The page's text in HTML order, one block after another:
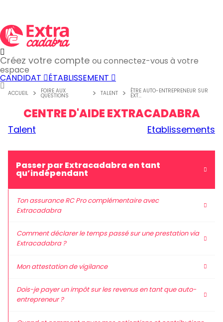
Créez votre compte ou connectez-vous à votre
espace
CANDIDAT ÉTABLISSEMENT
ACCUEIL FOIRE AUX
QUESTIONS TALENT ÊTRE AUTO-ENTREPRENEUR SUR
EXT...
CENTRE D'AIDE EXTRACADABRA
Talent Etablissements
Passer par Extracadabra en tant
qu’indépendant
Ton assurance RC Pro complémentaire avec
Extracadabra
Comment déclarer le temps passé sur une prestation via
Extracadabra ?
Mon attestation de vigilance
Dois-je payer un impôt sur les revenus en tant que auto-
entrepreneur ?